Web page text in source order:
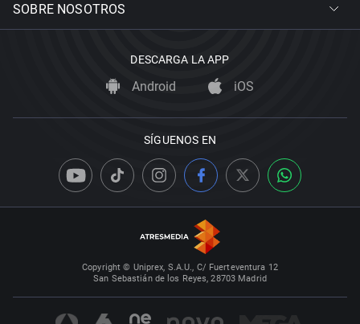
SOBRE NOSOTROS
DESCARGA LA APP
Android iOS
SÍGUENOS EN
Copyright © Uniprex, S.A.U., C/ Fuerteventura 12
San Sebastián de los Reyes, 28703 Madrid